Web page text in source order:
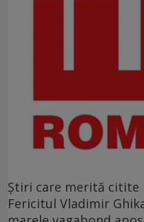
Ştiri care merită citite
Fericitul Vladimir